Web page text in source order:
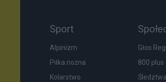
Sport
Alpinizm
Piłka nożna
Kolarstwo
Głos
800 plus
Śledztwa